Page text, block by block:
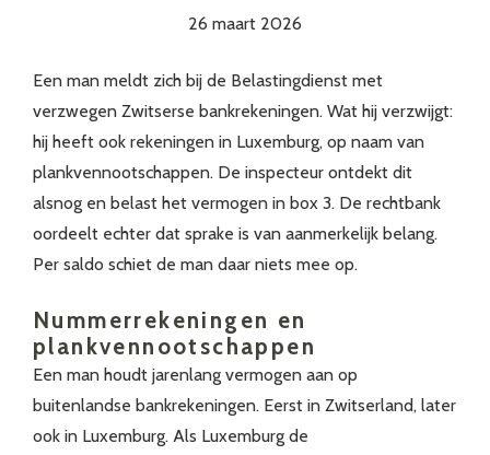
26 maart 2026
Een man meldt zich bij de Belastingdienst met
verzwegen Zwitserse bankrekeningen. Wat hij verzwijgt:
hij heeft ook rekeningen in Luxemburg, op naam van
plankvennootschappen. De inspecteur ontdekt dit
alsnog en belast het vermogen in box 3. De rechtbank
oordeelt echter dat sprake is van aanmerkelijk belang.
Per saldo schiet de man daar niets mee op.
Nummerrekeningen en
plankvennootschappen
Een man houdt jarenlang vermogen aan op
buitenlandse bankrekeningen. Eerst in Zwitserland, later
ook in Luxemburg. Als Luxemburg de